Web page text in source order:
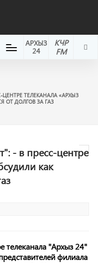
КЧР
FM
АРХЫЗ
24
ЦЕНТРЕ ТЕЛЕКАНАЛА «АРХЫЗ
ОТ ДОЛГОВ ЗА ГАЗ
- в пресс-центре
как
телеканала "Архыз 24"
филиала